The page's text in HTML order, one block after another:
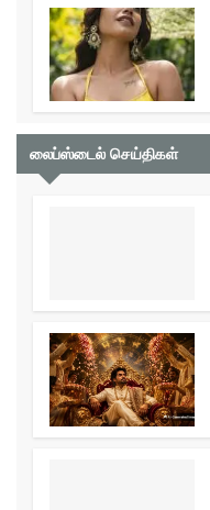
லைப்ஸ்டைல் செய்திகள்